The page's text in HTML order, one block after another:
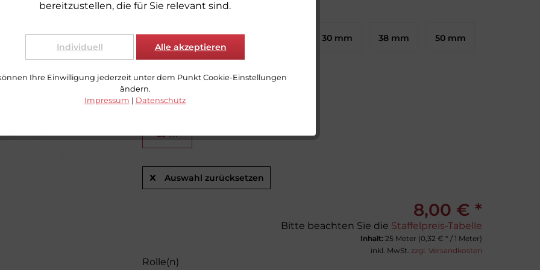
bereitzustellen, die für Sie relevant sind.
Individuell Alle akzeptieren
Ihre Einwilligung jederzeit unter dem Punkt Cookie-Einstellungen
ändern.
Impressum | Datenschutz
Breite
16 mm 20 mm 30 mm 38 mm 50 mm
100 mm
Länge (pro Rolle)
25 m
Auswahl zurücksetzen
8,00 € *
Bitte beachten Sie die Staffelpreis-Tabelle
Inhalt: 25 Meter (0,32 € * / 1 Meter)
inkl. MwSt. zzgl. Versandkosten
Rolle(n)